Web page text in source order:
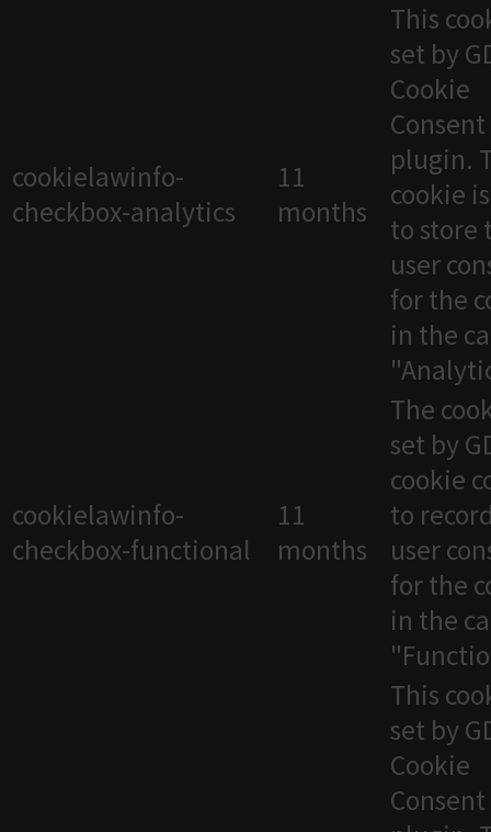
cookielawinfo-
checkbox-analytics
11
months
This
set by
Cookie
Consent
plugin.
cookie
to store
user
for the
in the
cookielawinfo-
checkbox-functional
11
months
The
set by
cookie
to
user
for the
in the
This
set by
Cookie
Consent